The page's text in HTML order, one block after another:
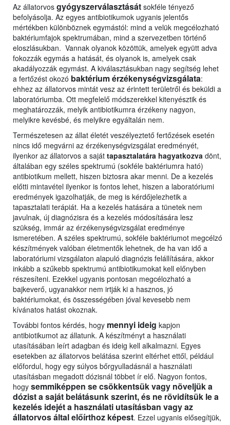
Az állatorvos gyógyszerválasztását sokféle tényező
befolyásolja. Az egyes antibiotikumok ugyanis jelentős
mértékben különböznek egymástól: mind a velük megcélozható
baktériumfajok spektrumában, mind a szervezetben történő
eloszlásukban. Vannak olyanok közöttük, amelyek együtt adva
fokozzák egymás a hatását, és olyanok is, amelyek csak
akadályozzák egymást. A kiválasztásukban nagy segítség lehet
a fertőzést okozó baktériumérzékenységvizsgálata:
ehhez az állatorvos mintát vesz az érintett területről és beküldi a
laboratóriumba. Ott megfelelő módszerekkel kitenyésztik és
meghatározzák, melyik antibiotikumra érzékeny nagyon,
melyikre kevésbé, és melyikre egyáltalán nem.
Természetesen az állat életét veszélyeztető fertőzések esetén
nincs idő megvárni az érzékenységvizsgálat eredményét,
ilyenkor az állatorvos a saját tapasztalatára hagyatkozva dönt,
általában egy széles spektrumú (sokféle baktériumra ható)
antibiotikum mellett, hiszen biztosra akar menni. De a kezelés
előtti mintavétel ilyenkor is fontos lehet, hiszen a laboratóriumi
eredmények igazolhatják, de meg is kérdőjelezhetik a
tapasztalati terápiát. Ha a kezelés hatására a tünetek nem
javulnak, új diagnózisra és a kezelés módosítására lesz
szükség, immár az érzékenységvizsgálat eredménye
ismeretében. A széles spektrumú, sokféle baktériumot megcélzó
készítmények valóban életmentők lehetnek, de ha van idő a
laboratóriumi vizsgálaton alapuló diagnózis felállítására, akkor
inkább a szűkebb spektrumú antibiotikumokat kell előnyben
részesíteni. Ezekkel ugyanis pontosan megcélozható a
bajkeverő, ugyanakkor nem irtják ki a hasznos, jó
baktériumokat, és összességében jóval kevesebb nem
kívánatos hatást okoznak.
További fontos kérdés, hogy mennyi ideig kapjon
antibiotikumot az állatunk. A készítményt a használati
utasításában leírt adagban és ideig kell alkalmazni. Egyes
esetekben az állatorvos belátása szerint eltérhet ettől, például
előfordul, hogy egy súlyos bőrgyulladásnál a használati
utasításban megadott dózisnál többet ír elő. Nagyon fontos,
hogy semmiképpen se csökkentsük vagy növeljük a
dózist a saját belátásunk szerint, és ne rövidítsük le a
kezelés idejét a használati utasításban vagy az
állatorvos által előírthoz képest. Ezzel ugyanis elősegítjük,